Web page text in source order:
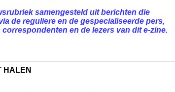
samengesteld uit berichten die
de reguliere en de gespecialiseerde pers,
correspondenten en de lezers van dit e-zine.
HALEN